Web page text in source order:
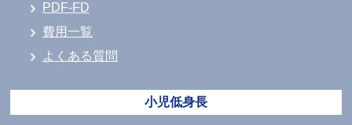
PDF-FD
費用一覧
よくある質問
小児低身長